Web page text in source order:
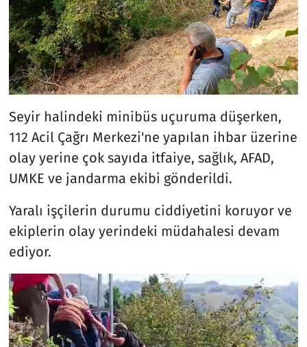
Seyir halindeki minibüs uçuruma düşerken,
112 Acil Çağrı Merkezi'ne yapılan ihbar üzerine
olay yerine çok sayıda itfaiye, sağlık, AFAD,
UMKE ve jandarma ekibi gönderildi.
Yaralı işçilerin durumu ciddiyetini koruyor ve
ekiplerin olay yerindeki müdahalesi devam
ediyor.